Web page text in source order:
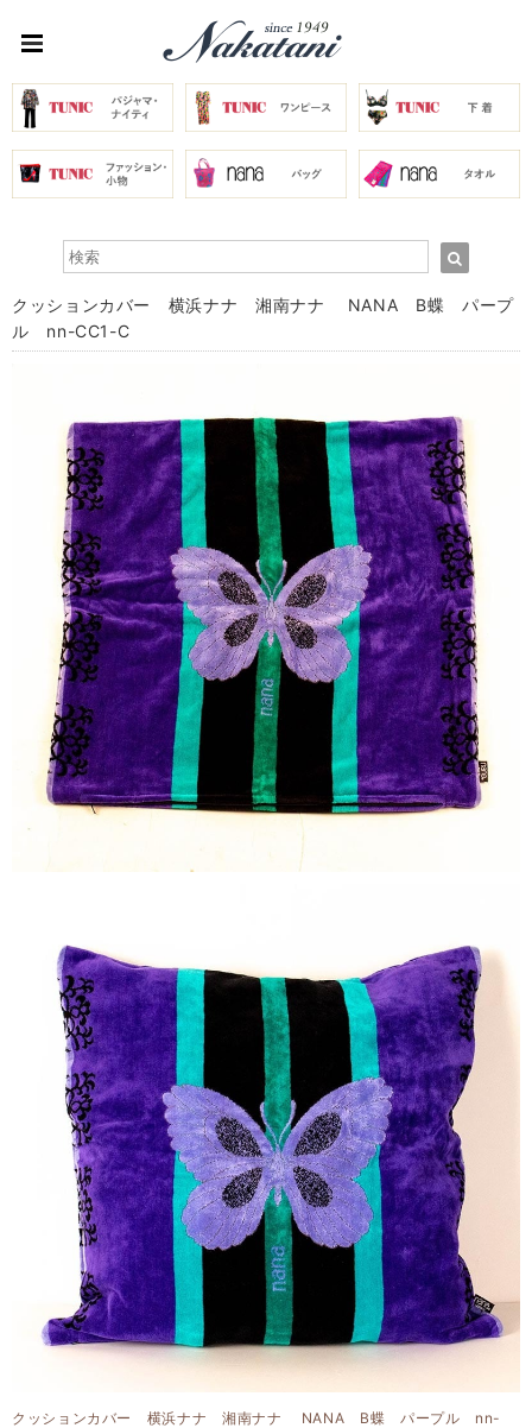
クッションカバー 横浜ナナ 湘南ナナ NANA B蝶 パープ
ル nn-CC1-C
クッションカバー 横浜ナナ 湘南ナナ NANA B蝶 パープル nn-